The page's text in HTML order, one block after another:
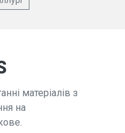
матеріалів з
на